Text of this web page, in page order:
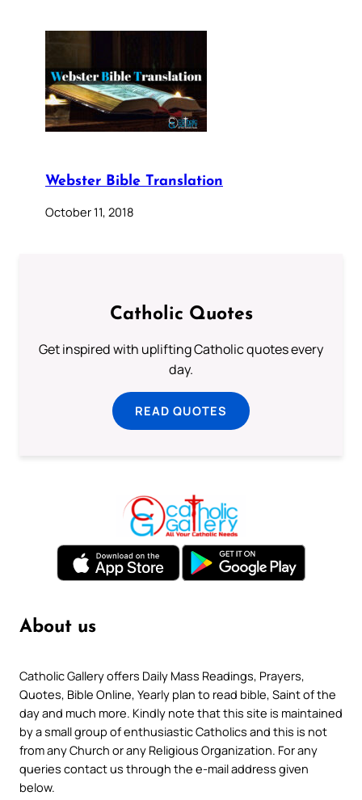
Webster Bible Translation
October 11, 2018
Catholic Quotes
Get inspired with uplifting Catholic quotes every
day.
READ QUOTES
About us
Catholic Gallery offers Daily Mass Readings, Prayers,
Quotes, Bible Online, Yearly plan to read bible, Saint of the
day and much more. Kindly note that this site is maintained
by a small group of enthusiastic Catholics and this is not
from any Church or any Religious Organization. For any
queries contact us through the e-mail address given
below.